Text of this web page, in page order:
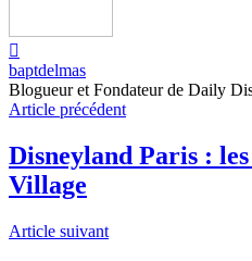
baptdelmas
Blogueur et Fondateur de Daily
Article précédent
Disneyland Paris :
Village
Article suivant